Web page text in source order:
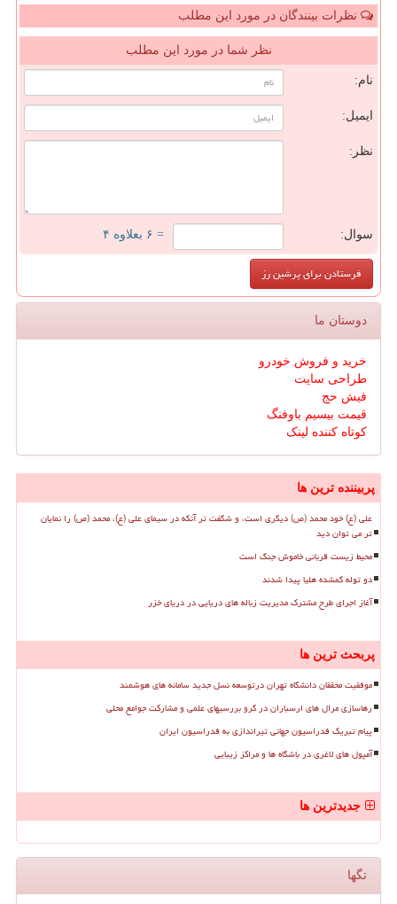
نظرات بینندگان در مورد این مطلب
نظر شما در مورد این مطلب
نام:
ایمیل:
نظر:
سوال: = ۶ بعلاوه ۴
دوستان ما
خرید و فروش خودرو
طراحی سایت
فیش حج
قیمت بیسیم باوفنگ
کوتاه کننده لینک
پربیننده ترین ها
علی (ع) خود محمد (ص) دیگری است، و شگفت تر آنکه در سیمای علی (ع)، محمد (ص) را نمایان
تر می توان دید
محیط زیست قربانی خاموش جنگ است
دو توله گمشده هلیا پیدا شدند
آغاز اجرای طرح مشترک مدیریت زباله های دریایی در دریای خزر
پربحث ترین ها
موفقیت محققان دانشگاه تهران درتوسعه نسل جدید سامانه های هوشمند
رهاسازی مرال های ارسباران در گرو بررسیهای علمی و مشارکت جوامع محلی
پیام تبریک فدراسیون جهانی تیراندازی به فدراسیون ایران
آمپول های لاغری در باشگاه ها و مراکز زیبایی
جدیدترین ها
تگها